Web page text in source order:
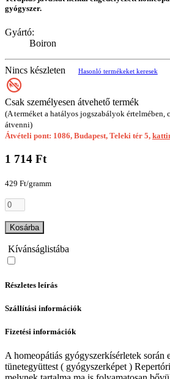
gyógyszer.
Gyártó:
Boiron
Nincs készleten Hasonló termékeket keresek
Csak személyesen átvehető termék
(A terméket a hatályos jogszabályok értelmében,
átvenni)
Átvételi pont: 1086, Budapest, Teleki tér 5,
1 714 Ft
429 Ft/gramm
Kosárba
Kívánságlistába
Részletes leírás
Szállítási információk
Fizetési információk
A homeopátiás gyógyszerkísérletek során
tünetegyüttest ( gyógyszerképet )